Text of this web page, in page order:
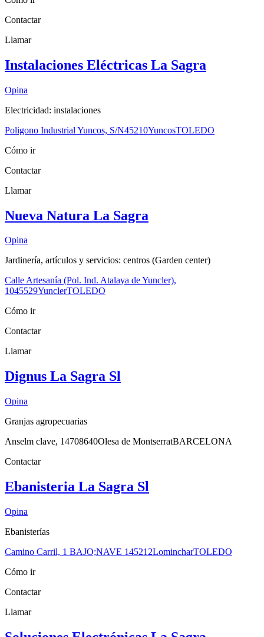
Contactar
Llamar
Instalaciones Eléctricas La Sagra
Opina
Electricidad: instalaciones
Poligono Industrial Yuncos, S/N45210YuncosTOLEDO
Cómo ir
Contactar
Llamar
Nueva Natura La Sagra
Opina
Jardinería, artículos y servicios: centros (Garden center)
Calle Artesanía (Pol. Ind. Atalaya de Yuncler),
1045529YunclerTOLEDO
Cómo ir
Contactar
Llamar
Dignus La Sagra Sl
Opina
Granjas agropecuarias
Anselm clave, 14708640Olesa de MontserratBARCELONA
Contactar
Ebanisteria La Sagra Sl
Opina
Ebanisterías
Camino Carril, 1 BAJO;NAVE 145212LomincharTOLEDO
Cómo ir
Contactar
Llamar